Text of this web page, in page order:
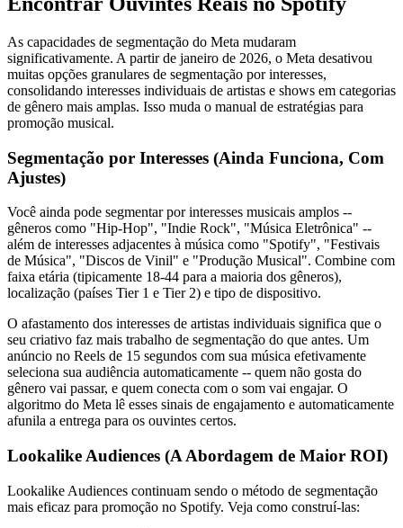
As capacidades de segmentação do Meta mudaram
significativamente. A partir de janeiro de 2026, o Meta desativou
muitas opções granulares de segmentação por interesses,
consolidando interesses individuais de artistas e shows em categorias
de gênero mais amplas. Isso muda o manual de estratégias para
promoção musical.
Segmentação por Interesses (Ainda Funciona, Com
Ajustes)
Você ainda pode segmentar por interesses musicais amplos --
gêneros como "Hip-Hop", "Indie Rock", "Música Eletrônica" --
além de interesses adjacentes à música como "Spotify", "Festivais
de Música", "Discos de Vinil" e "Produção Musical". Combine com
faixa etária (tipicamente 18-44 para a maioria dos gêneros),
localização (países Tier 1 e Tier 2) e tipo de dispositivo.
O afastamento dos interesses de artistas individuais significa que o
seu criativo faz mais trabalho de segmentação do que antes. Um
anúncio no Reels de 15 segundos com sua música efetivamente
seleciona sua audiência automaticamente -- quem não gosta do
gênero vai passar, e quem conecta com o som vai engajar. O
algoritmo do Meta lê esses sinais de engajamento e automaticamente
afunila a entrega para os ouvintes certos.
Lookalike Audiences (A Abordagem de Maior ROI)
Lookalike Audiences continuam sendo o método de segmentação
mais eficaz para promoção no Spotify. Veja como construí-las: